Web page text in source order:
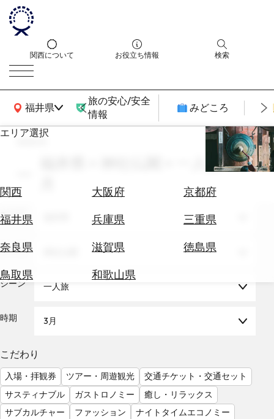
関西について お役立ち情報 検索
福井県
関西広域MAP
旅の安心/安全
情報
みどころ
エリア選択
関西 大阪府
京都府
福井県
兵庫県
三重県
奈良県
滋賀県
徳島県
鳥取県
和歌山県
エ
券
テ
を
る
気
を
見
る
search
福井県 × 神社仏閣 × 一人旅 × 3
エリア
テーマ
シーン 一人旅
時期 3月
こだわり
入場・拝観券 ツアー・周遊観光
交通チケット・交通セット
サスティナブル
ガストロノミー
癒し・リラックス
サブカルチャー
ファッション
ナイトタイムエコノミー